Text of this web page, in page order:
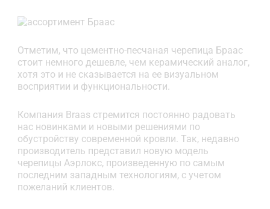
Отметим, что цементно-песчаная черепица Браас
стоит немного дешевле, чем керамический аналог,
хотя это и не сказывается на ее визуальном
восприятии и функциональности.
Компания Braas стремится постоянно радовать
нас новинками и новыми решениями по
обустройству современной кровли. Так, недавно
производитель представил новую модель
черепицы Аэрлокс, произведенную по самым
последним западным технологиям, с учетом
пожеланий клиентов.